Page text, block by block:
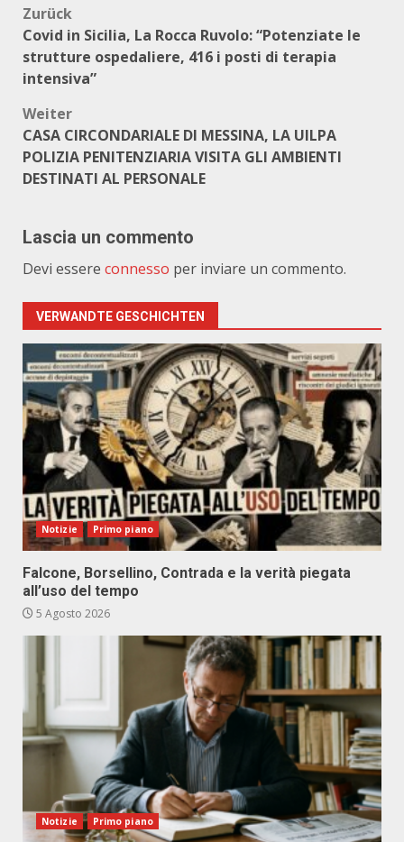
Beitragsnavigation
Zurück
Covid in Sicilia, La Rocca Ruvolo: “Potenziate le
strutture ospedaliere, 416 i posti di terapia
intensiva”
Weiter
CASA CIRCONDARIALE DI MESSINA, LA UILPA
POLIZIA PENITENZIARIA VISITA GLI AMBIENTI
DESTINATI AL PERSONALE
Lascia un commento
Devi essere connesso per inviare un commento.
VERWANDTE GESCHICHTEN
Notizie Primo piano
Falcone, Borsellino, Contrada e la verità piegata
all’uso del tempo
5 Agosto 2026
Notizie Primo piano